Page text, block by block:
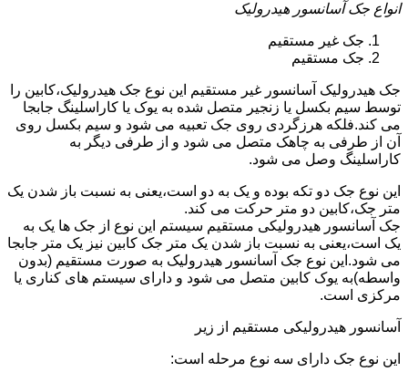
انواع جک آسانسور هیدرولیک
جک غیر مستقیم
جک مستقیم
جک هیدرولیک آسانسور غیر مستقیم این نوع جک هیدرولیک،کابین را
توسط سیم بکسل یا زنجیر متصل شده به یوک یا کاراسلینگ جابجا
می کند.فلکه هرزگردی روی جک تعبیه می شود و سیم بکسل روی
آن از طرفی به چاهک متصل می شود و از طرفی دیگر به
کاراسلینگ وصل می شود.
این نوع جک دو تکه بوده و یک به دو است،یعنی به نسبت باز شدن یک
متر جک،کابین دو متر حرکت می کند.
جک آسانسور هیدرولیکی مستقیم سیستم این نوع از جک ها یک به
یک است،یعنی به نسبت باز شدن یک متر جک کابین نیز یک متر جابجا
می شود.این نوع جک آسانسور هیدرولیک به صورت مستقیم (بدون
واسطه)به یوک کابین متصل می شود و دارای سیستم های کناری یا
مرکزی است.
آسانسور هیدرولیکی مستقیم از زیر
این نوع جک دارای سه نوع مرحله است: